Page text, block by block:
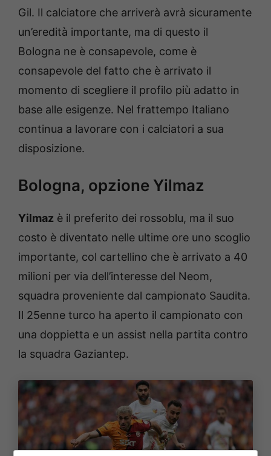
Gil. Il calciatore che arriverà avrà sicuramente
un’eredità importante, ma di questo il
Bologna ne è consapevole, come è
consapevole del fatto che è arrivato il
momento di scegliere il profilo più adatto in
base alle esigenze. Nel frattempo Italiano
continua a lavorare con i calciatori a sua
disposizione.
Bologna, opzione Yilmaz
Yilmaz è il preferito dei rossoblu, ma il suo
costo è diventato nelle ultime ore uno scoglio
importante, col cartellino che è arrivato a 40
milioni per via dell’interesse del Neom,
squadra proveniente dal campionato Saudita.
Il 25enne turco ha aperto il campionato con
una doppietta e un assist nella partita contro
la squadra Gaziantep.